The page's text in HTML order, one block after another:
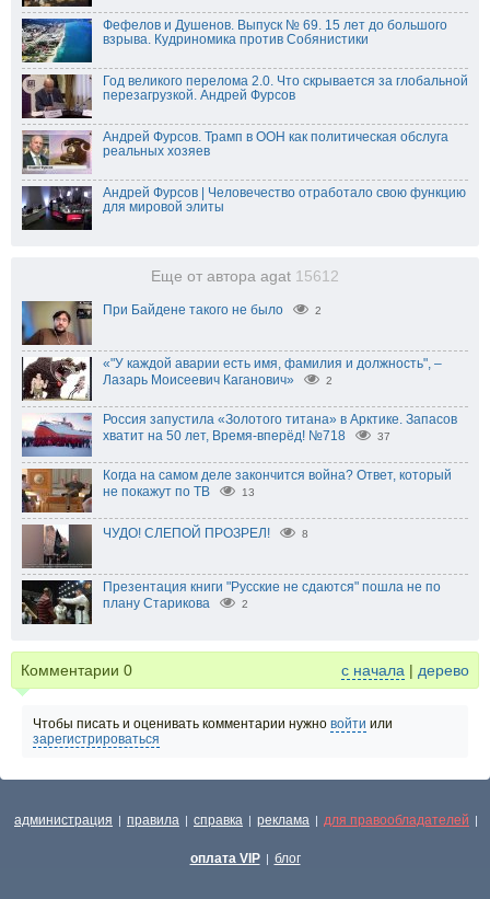
Фефелов и Душенов. Выпуск № 69. 15 лет до большого
взрыва. Кудриномика против Собянистики
Год великого перелома 2.0. Что скрывается за глобальной
перезагрузкой. Андрей Фурсов
Андрей Фурсов. Трамп в ООН как политическая обслуга
реальных хозяев
Андрей Фурсов | Человечество отработало свою функцию
для мировой элиты
Еще от автора agat 15612
При Байдене такого не было 2
«"У каждой аварии есть имя, фамилия и должность", –
Лазарь Моисеевич Каганович»
2
Россия запустила «Золотого титана» в Арктике. Запасов
хватит на 50 лет, Время-вперёд! №718
37
Когда на самом деле закончится война? Ответ, который
не покажут по ТВ
13
ЧУДО! СЛЕПОЙ ПРОЗРЕЛ! 8
Презентация книги "Русские не сдаются" пошла не по
плану Старикова
2
Комментарии 0 с начала | дерево
Чтобы писать и оценивать комментарии нужно войти или
зарегистрироваться
администрация | правила | справка | реклама | для правообладателей |
оплата VIP | блог